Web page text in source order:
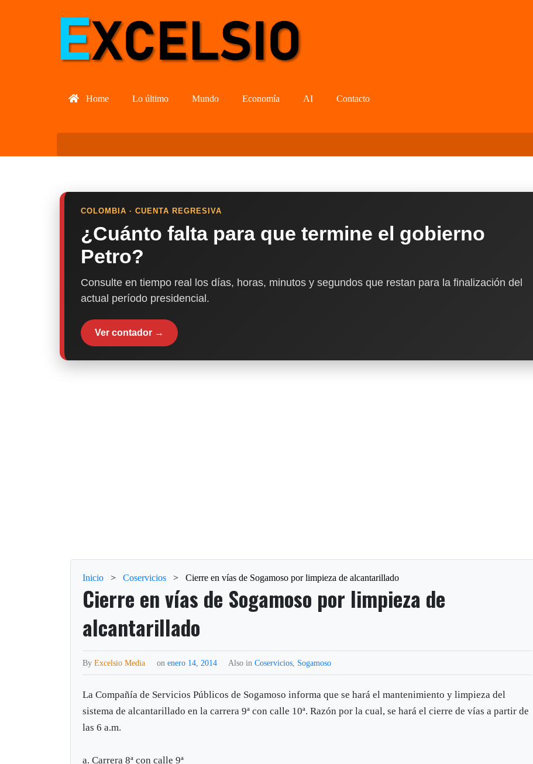
Home Lo último Mundo Economía AI Contacto
COLOMBIA · CUENTA REGRESIVA
¿Cuánto falta para que termine el gobierno
Petro?
Consulte en tiempo real los días, horas, minutos y segundos que restan para la finalización del
actual período presidencial.
Ver contador →
Inicio > Coservicios > Cierre en vías de Sogamoso por limpieza de alcantarillado
Cierre en vías de Sogamoso por limpieza de
alcantarillado
ByExcelsio Media onenero 14, 2014 Also inCoservicios Sogamoso
La Compañía de Servicios Públicos de Sogamoso informa que se hará el mantenimiento y limpieza del
sistema de alcantarillado en la carrera 9ª con calle 10ª. Razón por la cual, se hará el cierre de vías a partir de
las 6 a.m.
a. Carrera 8ª con calle 9ª